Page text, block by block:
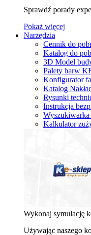
Sprawdź porady
Pokaż więcej
Narzędzia
Cennik do
Katalog do
3D Model
Palety barw
Konfigurator
Katalog
Rysunki
Instrukcja
Kalkulator
Wykonaj symulację
Używając naszego